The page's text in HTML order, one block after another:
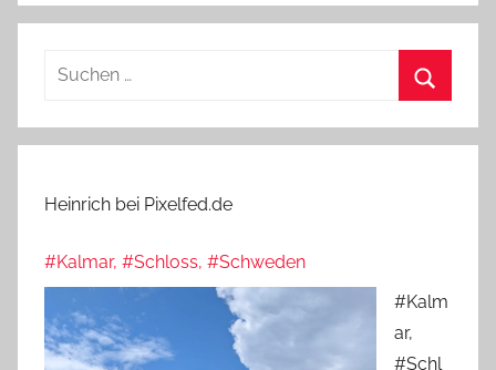
Suchen
Heinrich bei Pixelfed.de
#Kalmar, #Schloss, #Schweden
#Kalm
ar,
#Schl